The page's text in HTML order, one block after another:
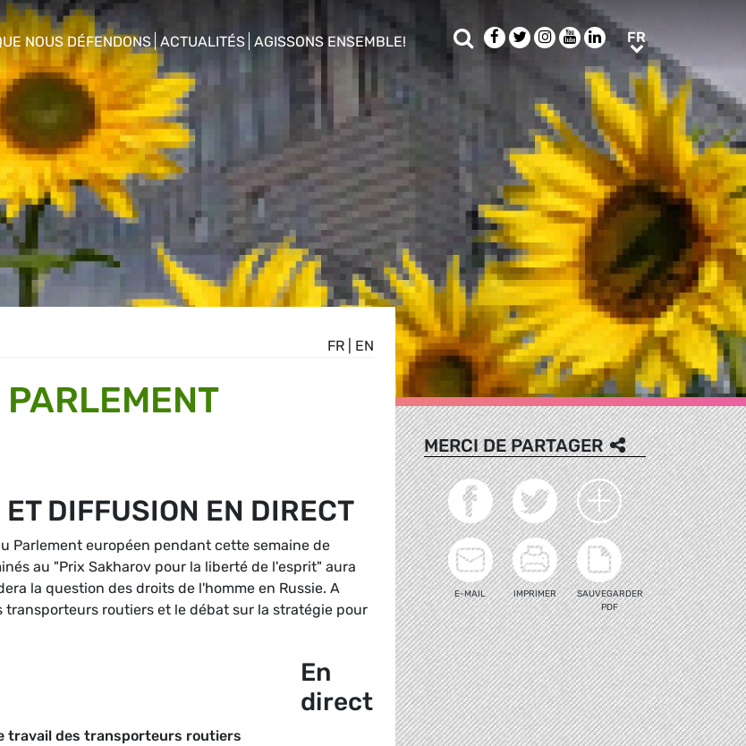
NOUS DÉFENDONS
hide sub menu
ACTUALITÉS
show/hide sub menu
AGISSONS ENSEMBLE!
show/hide sub menu
Rechercher
Facebook
TwitterInstagram
YoutubeLinkedIn
FR
FR EN
DIFFUSION EN DIRECT
Parlement européen pendant cette semaine de
au "Prix Sakharov pour la liberté de l'esprit" aura
la question des droits de l'homme en Russie. A
routiers et le débat sur la stratégie pour
En
direct
travail des transporteurs routiers
MERCI DE PARTAGER
E-MAIL IMPRIMER
SAUVEGARDER
PDF